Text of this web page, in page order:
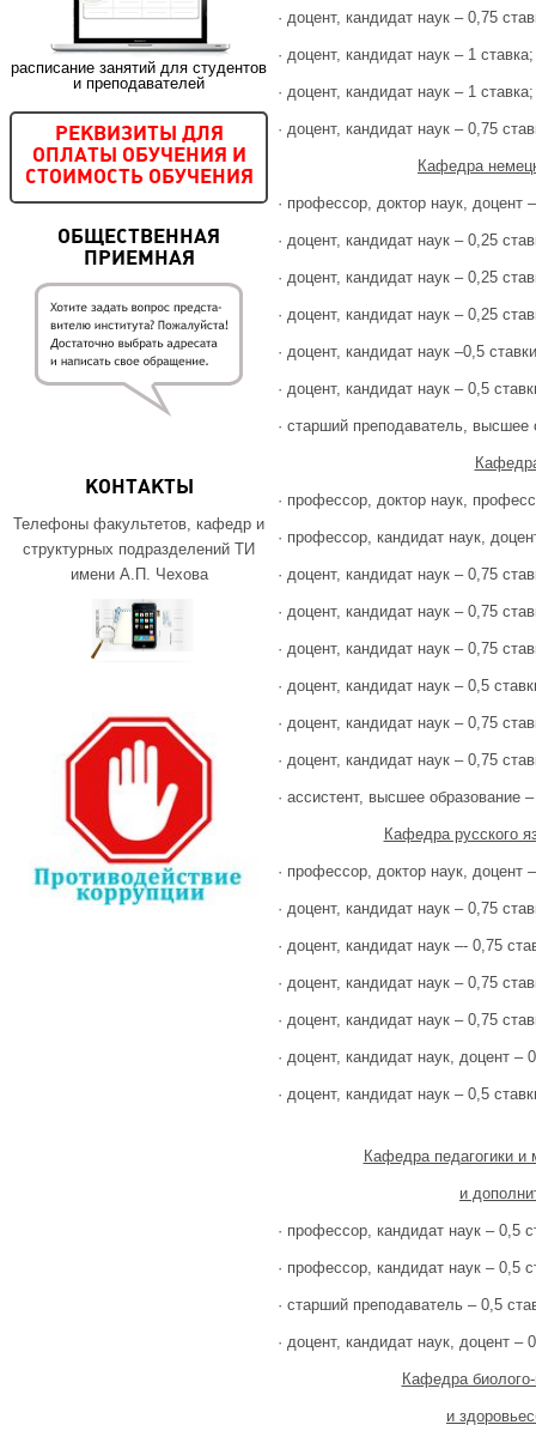
расписание занятий для студентов
и преподавателей
РЕКВИЗИТЫ ДЛЯ
ОПЛАТЫ ОБУЧЕНИЯ И
СТОИМОСТЬ ОБУЧЕНИЯ
ОБЩЕСТВЕННАЯ
ПРИЕМНАЯ
КОНТАКТЫ
Телефоны факультетов, кафедр и
структурных подразделений ТИ
имени А.П. Чехова
· доцент, кандидат наук – 0,75
· доцент, кандидат наук – 1 ставка;
· доцент, кандидат наук – 1 ставка;
· доцент, кандидат наук – 0,75
Кафедра
· профессор, доктор наук, доцент
· доцент, кандидат наук – 0,25
· доцент, кандидат наук – 0,25
· доцент, кандидат наук – 0,25
· доцент, кандидат наук –0,5
· доцент, кандидат наук – 0,5
· старший преподаватель, высшее
· профессор, доктор наук,
· профессор, кандидат наук,
· доцент, кандидат наук – 0,75
· доцент, кандидат наук – 0,75
· доцент, кандидат наук – 0,75
· доцент, кандидат наук – 0,5
· доцент, кандидат наук – 0,75
· доцент, кандидат наук – 0,75
· ассистент, высшее образование
Кафедра русского
· профессор, доктор наук, доцент
· доцент, кандидат наук – 0,75
· доцент, кандидат наук –- 0,75
· доцент, кандидат наук – 0,75
· доцент, кандидат наук – 0,75
· доцент, кандидат наук, доцент –
· доцент, кандидат наук – 0,5
Кафедра педагогики и
и
· профессор, кандидат наук – 0,5
· профессор, кандидат наук – 0,5
· старший преподаватель – 0,5
· доцент, кандидат наук, доцент –
Кафедра
и